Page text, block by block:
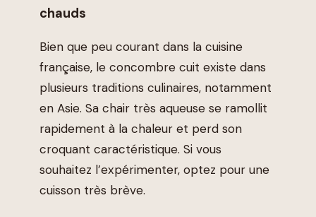
chauds
Bien que peu courant dans la cuisine
française, le concombre cuit existe dans
plusieurs traditions culinaires, notamment
en Asie. Sa chair très aqueuse se ramollit
rapidement à la chaleur et perd son
croquant caractéristique. Si vous
souhaitez l’expérimenter, optez pour une
cuisson très brève.